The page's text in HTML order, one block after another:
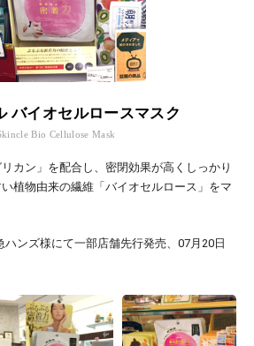
バイオセルロースマスク
Bio Cellulose Mask
カン」を配合し、密閉効果が高くしっかり
植物由来の繊維「バイオセルロース」をマ
ハンズ様にて一部店舗先行発売、07月20日